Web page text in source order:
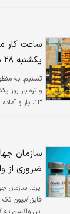
خارج شده‌اند.»
گاز به‌دلیل
ساعت کار
یکشنبه ۲۸ دی
تسنیم: به
۱۳، باز و
سازمان
ضروری از
ایرنا: سازمان
فایزر/بیون